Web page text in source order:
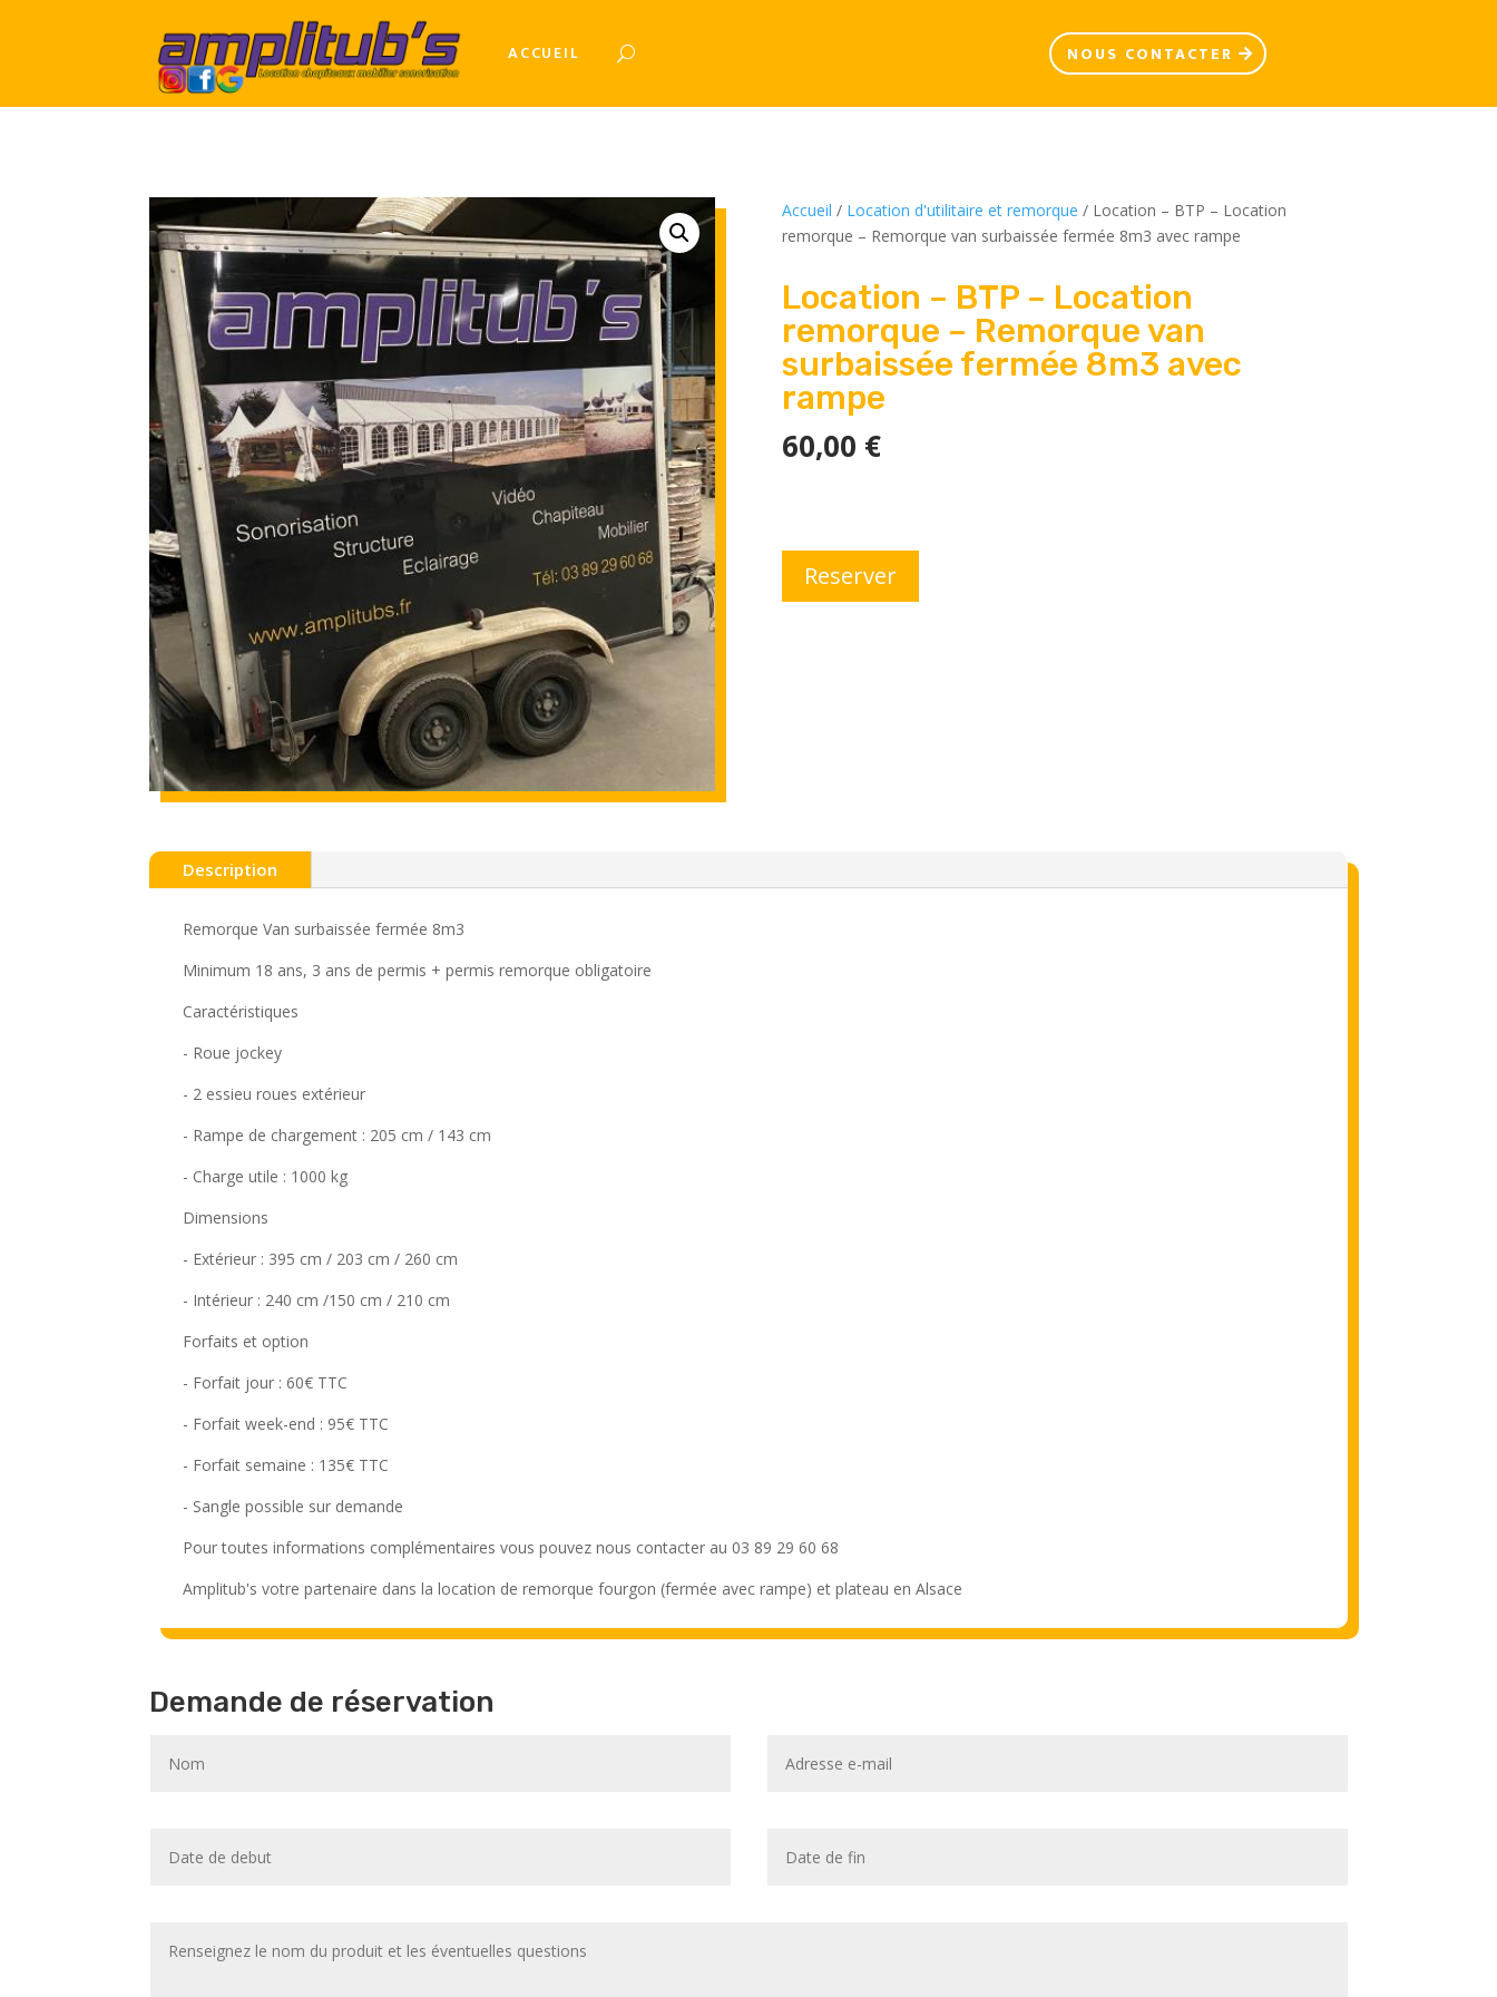
ACCUEIL NOUS CONTACTER
Accueil / Location d'utilitaire et remorque / Location – BTP – Location
remorque – Remorque van surbaissée fermée 8m3 avec rampe
Location – BTP – Location
remorque – Remorque van
surbaissée fermée 8m3 avec
rampe
60,00 €
Reserver
Description
Remorque Van surbaissée fermée 8m3
Minimum 18 ans, 3 ans de permis + permis remorque obligatoire
Caractéristiques
- Roue jockey
- 2 essieu roues extérieur
- Rampe de chargement : 205 cm / 143 cm
- Charge utile : 1000 kg
Dimensions
- Extérieur : 395 cm / 203 cm / 260 cm
- Intérieur : 240 cm /150 cm / 210 cm
Forfaits et option
- Forfait jour : 60€ TTC
- Forfait week-end : 95€ TTC
- Forfait semaine : 135€ TTC
- Sangle possible sur demande
Pour toutes informations complémentaires vous pouvez nous contacter au 03 89 29 60 68
Amplitub's votre partenaire dans la location de remorque fourgon (fermée avec rampe) et plateau en Alsace
Demande de réservation